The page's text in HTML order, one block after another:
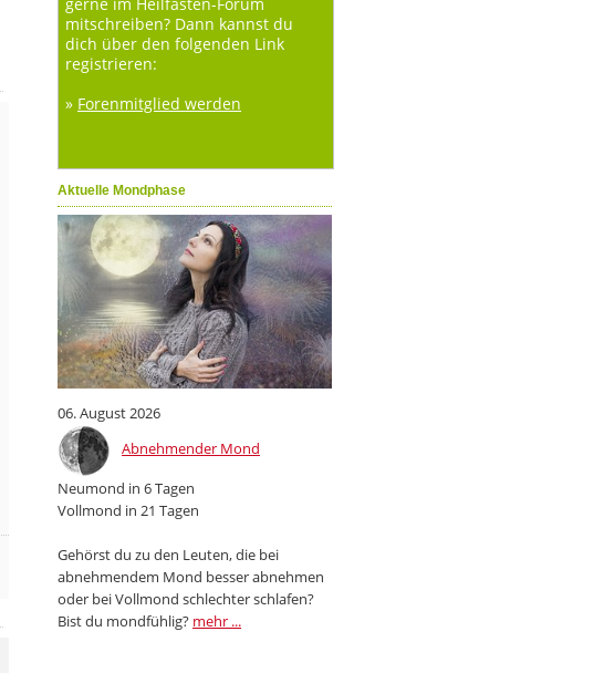
mitschreiben? Dann kannst du
dich über den folgenden Link
registrieren:
» Forenmitglied werden
Aktuelle Mondphase
06. August 2026
Abnehmender Mond
Neumond in 6 Tagen
Vollmond in 21 Tagen
Gehörst du zu den Leuten, die bei
abnehmendem Mond besser abnehmen
oder bei Vollmond schlechter schlafen?
Bist du mondfühlig? mehr ...